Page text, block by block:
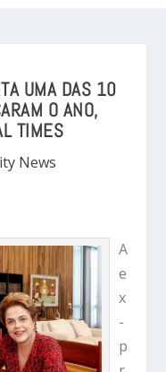
UMA DAS 10
O ANO,
TIMES
News
A
e
x
-
p